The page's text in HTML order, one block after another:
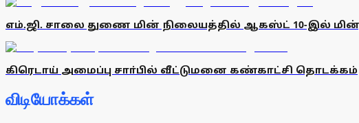
எம்.ஜி. சாலை துணை மின் நிலையத்தில் ஆகஸ்ட் 10-இல்
கிரெடாய் அமைப்பு சாா்பில் வீட்டுமனை கண்காட்சி தொடக்கம்
விடியோக்கள்